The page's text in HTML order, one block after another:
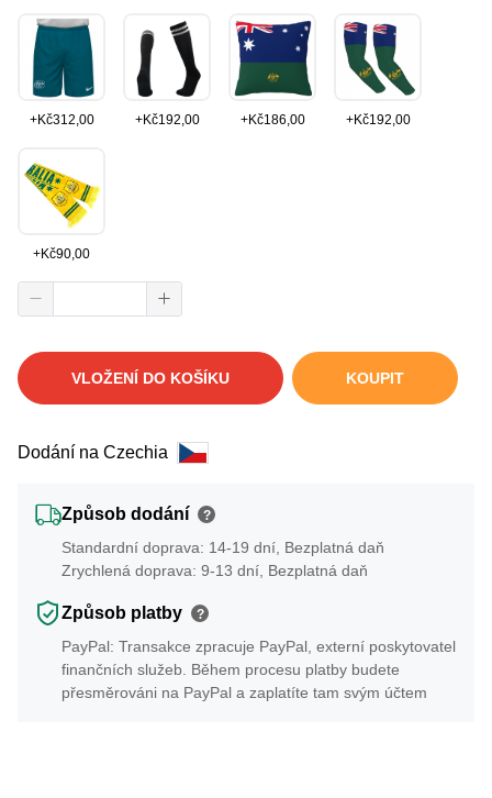
+Kč312,00 +Kč192,00 +Kč186,00 +Kč192,00
+Kč90,00
VLOŽENÍ DO KOŠÍKU KOUPIT
Dodání na Czechia
Způsob dodání ?
Standardní doprava: 14-19 dní, Bezplatná daň
Zrychlená doprava: 9-13 dní, Bezplatná daň
Způsob platby ?
PayPal: Transakce zpracuje PayPal, externí poskytovatel
finančních služeb. Během procesu platby budete
přesměrováni na PayPal a zaplatíte tam svým účtem